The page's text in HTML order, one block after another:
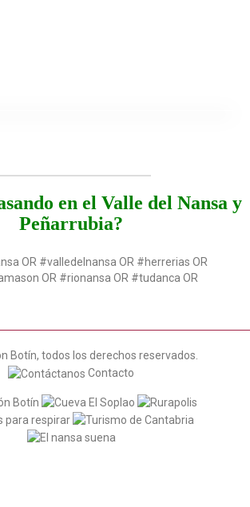
en el Valle del Nansa y
Peñarrubia?
OR #valledelnansa OR #herrerias OR
OR #rionansa OR #tudanca OR
Botín, todos los derechos reservados.
Contacto